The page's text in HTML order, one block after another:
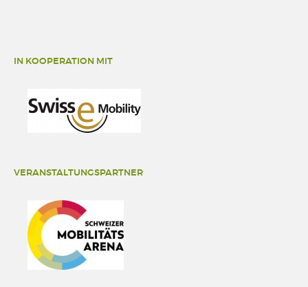
IN KOOPERATION MIT
VERANSTALTUNGSPARTNER